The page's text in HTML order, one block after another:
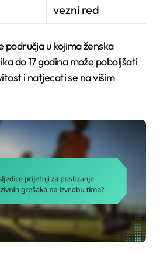
vezni red
područja u kojima ženska
do 17 godina može poboljšati
i natjecati se na višim